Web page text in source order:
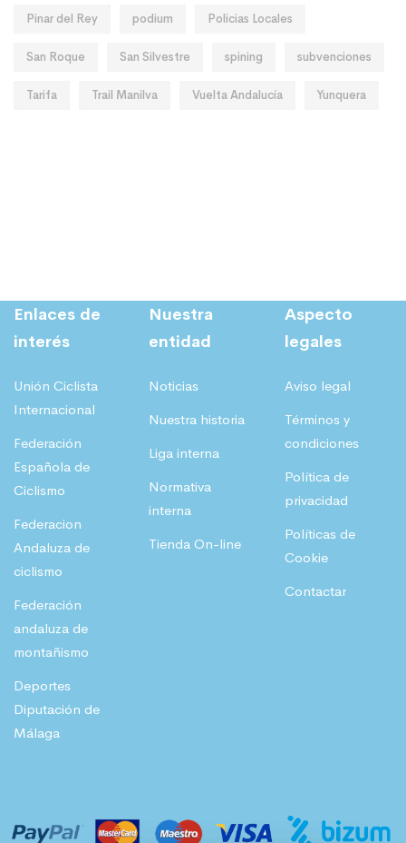
Pinar del Rey podium Policias Locales
San Roque San Silvestre spining subvenciones
Tarifa Trail Manilva Vuelta Andalucía Yunquera
Enlaces de
interés
Unión Ciclista
Internacional
Federación
Española de
Ciclismo
Federacion
Andaluza de
ciclismo
Federación
andaluza de
montañismo
Deportes
Diputación de
Málaga
Nuestra
entidad
Noticias
Nuestra historia
Liga interna
Normativa
interna
Tienda On-line
Aspecto
legales
Aviso legal
Términos y
condiciones
Política de
privacidad
Políticas de
Cookie
Contactar